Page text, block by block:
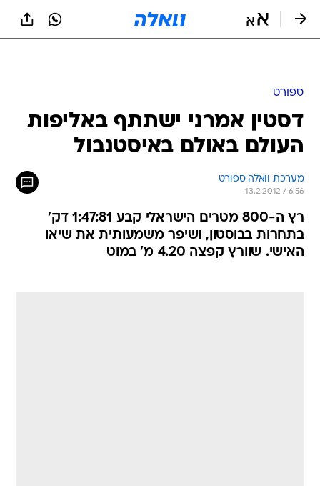
ספורט
דסטין אמרני ישתתף באליפות
העולם באולם באיסטנבול
מערכת וואלה ספורט
13.2.2012 / 6:56
רץ ה-800 מטרים הישראלי קבע 1:47:81 דק'
בתחרות בבוסטון, ושיפר משמעותית את שיאו
האישי. שוורץ קפצה 4.20 מ' במוט